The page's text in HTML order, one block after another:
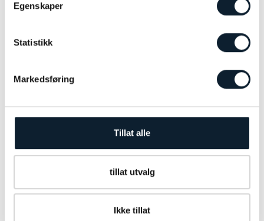
Egenskaper
Statistikk
Markedsføring
Tillat alle
tillat utvalg
Ikke tillat
WEITERE BELIEBTE TOUREN
Fahrradtour entlang der Arktischen Küste
Tromsø - Lofoten durch das Land der Mitternachtssonne